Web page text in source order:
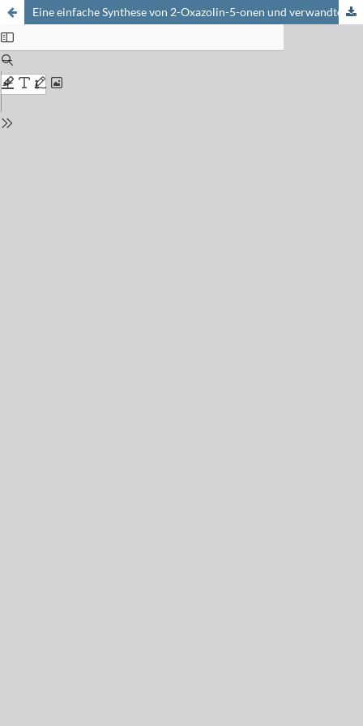
Eine einfache Synthese von 2-Oxazolin-5-onen und verwandten Verbindungen via Amidcyclisierungen